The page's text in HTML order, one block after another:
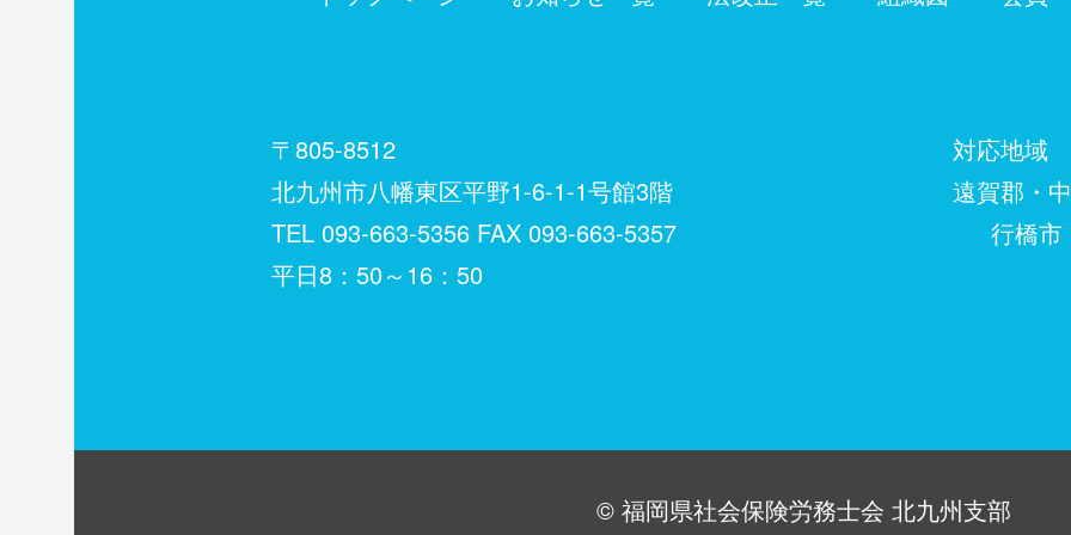
〒805-8512
北九州市八幡東区平野1-6-1-1号館3階
TEL 093-663-5356 FAX 093-663-5357
平日8：50～16：50
対応地域
遠賀郡・中間市
行橋市・築
©︎ 福岡県社会保険労務士会 北九州支部